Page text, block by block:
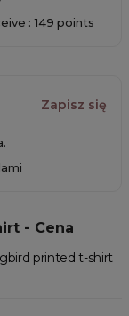
: 149 points
Zapisz się
- Cena
printed t-shirt